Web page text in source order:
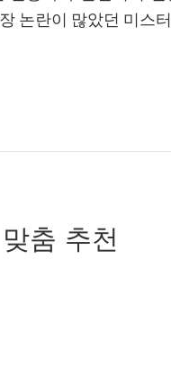
논란이 많았던 미스
맞춤 추천